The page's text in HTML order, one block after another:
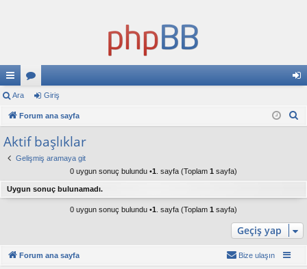
ızl
ba
ğl
tıl
u
ml
ar
ş
Ara Giriş
Forum ana sayfa
Aktif başlıklar
Gelişmiş aramaya git
0 uygun sonuç bulundu •1 . sayfa (Toplam 1 sayfa)
Uygun sonuç bulunamadı.
0 uygun sonuç bulundu •1 . sayfa (Toplam 1 sayfa)
Geçiş yap
Forum ana sayfa Bize ulaşın